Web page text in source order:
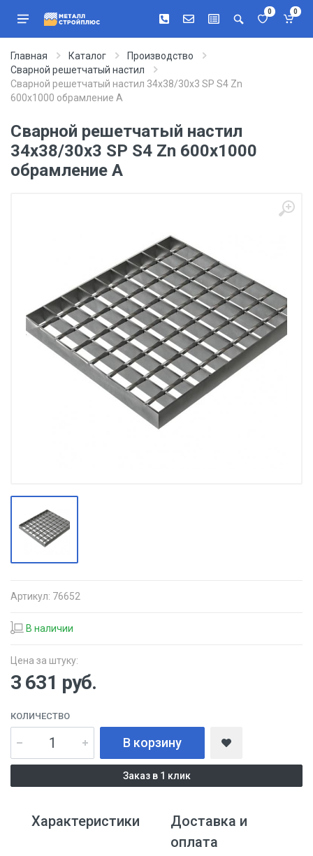
0 0
Главная Каталог
Производство
Сварной решетчатый настил
Сварной решетчатый настил 34х38/30х3 SP S4 Zn
600х1000 обрамление A
Сварной решетчатый настил
34х38/30х3 SP S4 Zn 600х1000
обрамление A
Артикул: 76652
В наличии
Цена за штуку:
3 631 руб.
КОЛИЧЕСТВО
В корзину
Заказ в 1 клик
Характеристики
Доставка и
оплата